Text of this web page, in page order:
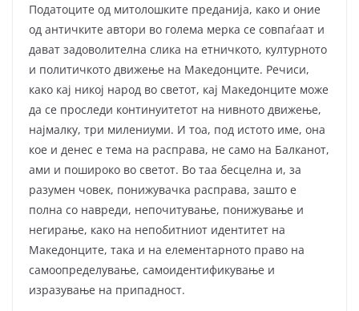
Податоците од митолошките преданија, како и оние
од античките автори во голема мерка се совпаѓаат и
дават задоволителна слика на етничкото, културното
и политичкото движење на Македонците. Речиси,
како кај никој народ во светот, кај Македонците може
да се проследи континуитетот на нивното движење,
најмалку, три милениуми. И тоа, под истото име, она
кое и денес е тема на расправа, не само на Балканот,
ами и пошироко во светот. Во таа бесцелна и, за
разумен човек, понижувачка расправа, зашто е
полна со навреди, непочитување, понижување и
негирање, како на непобитниот идентитет на
Македонците, така и на елементарното право на
самоопределување, самоидентификување и
изразување на припадност.